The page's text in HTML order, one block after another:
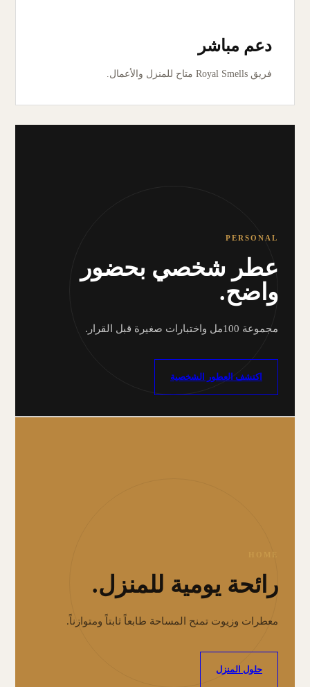
دعم مباشر
فريق Royal Smells متاح للمنزل والأعمال.
PERSONAL
عطر شخصي بحضور
واضح.
مجموعة 100مل واختبارات صغيرة قبل القرار.
اكتشف العطور الشخصية
HOME
رائحة يومية للمنزل.
معطرات وزيوت تمنح المساحة طابعاً ثابتاً ومتوازناً.
حلول المنزل